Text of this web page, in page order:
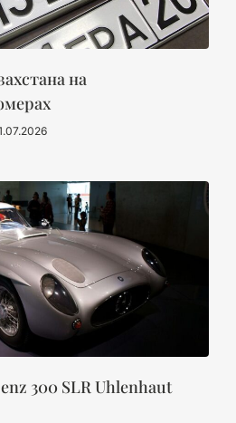
на
300 SLR Uhlenhaut